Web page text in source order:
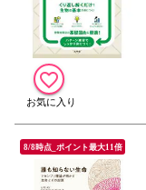
8/8時点_ポイント最大11倍